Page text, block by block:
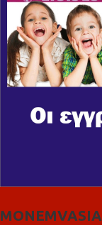
MONEMVASIA